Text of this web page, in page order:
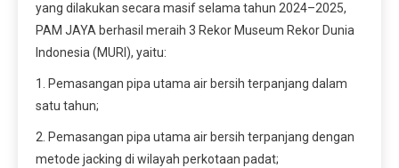
yang dilakukan secara masif selama tahun 2024–2025,
PAM JAYA berhasil meraih 3 Rekor Museum Rekor Dunia
Indonesia (MURI), yaitu:
1. Pemasangan pipa utama air bersih terpanjang dalam
satu tahun;
2. Pemasangan pipa utama air bersih terpanjang dengan
metode jacking di wilayah perkotaan padat;